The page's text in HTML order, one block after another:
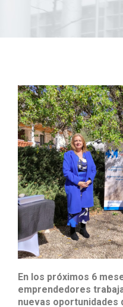
En los próximos 6
emprendedores
nuevas oportunidades